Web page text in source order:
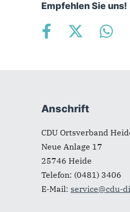
Empfehlen Sie uns!
Fußbereich
Anschrift
CDU Ortsverband
Neue Anlage 17
25746 Heide
Telefon: (0481) 3406
E-Mail: service@cdu-